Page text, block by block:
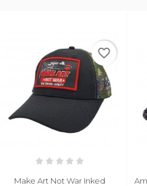
Amnesia Haze 420 Grey Camo
favorite_border